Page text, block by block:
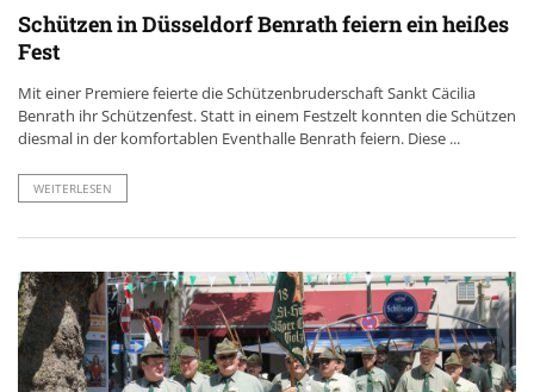
Schützen in Düsseldorf Benrath feiern ein heißes
Fest
Mit einer Premiere feierte die Schützenbruderschaft Sankt Cäcilia
Benrath ihr Schützenfest. Statt in einem Festzelt konnten die Schützen
diesmal in der komfortablen Eventhalle Benrath feiern. Diese ...
WEITERLESEN